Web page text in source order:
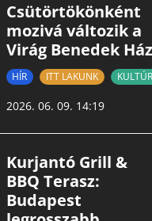
Csütörtökönként
mozivá változik a
Virág Benedek Ház
HÍR ITT LAKUNK
2026. 06. 09. 14:19
Kurjantó Grill &
BBQ Terasz:
Budapest